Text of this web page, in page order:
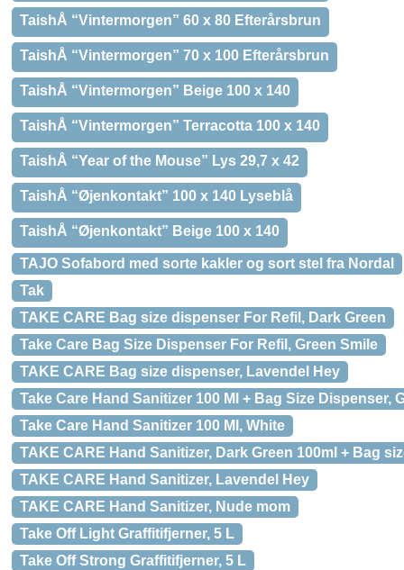
TaishÅ “Vintermorgen” 60 x 80 Efterårsbrun
TaishÅ “Vintermorgen” 70 x 100 Efterårsbrun
TaishÅ “Vintermorgen” Beige 100 x 140
TaishÅ “Vintermorgen” Terracotta 100 x 140
TaishÅ “Year of the Mouse” Lys 29,7 x 42
TaishÅ “Øjenkontakt” 100 x 140 Lyseblå
TaishÅ “Øjenkontakt” Beige 100 x 140
TAJO Sofabord med sorte kakler og sort stel fra Nordal
Tak
TAKE CARE Bag size dispenser For Refil, Dark Green
Take Care Bag Size Dispenser For Refil, Green Smile
TAKE CARE Bag size dispenser, Lavendel Hey
Take Care Hand Sanitizer 100 Ml + Bag Size Dispenser,
Take Care Hand Sanitizer 100 Ml, White
TAKE CARE Hand Sanitizer, Dark Green 100ml + Bag
TAKE CARE Hand Sanitizer, Lavendel Hey
TAKE CARE Hand Sanitizer, Nude mom
Take Off Light Graffitifjerner, 5 L
Take Off Strong Graffitifjerner, 5 L